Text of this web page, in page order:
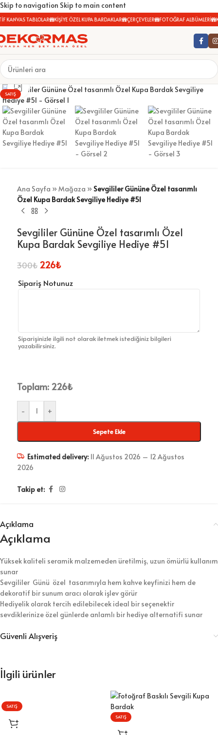
Skip to navigation Skip to main content
KANVAS TABLOLAR KİŞİYE ÖZEL KUPA BARDAKLAR ÇERÇEVELER FOTOĞRAF ALBÜMLERİ
SATIŞ
Büyütmek için tıklayın
Ana Sayfa »Mağaza » Sevgililer Gününe Özel tasarımlı
Özel Kupa Bardak Sevgiliye Hediye #51
Sevgililer Gününe Özel tasarımlı Özel
Kupa Bardak Sevgiliye Hediye #51
300₺ 226₺
Sipariş Notunuz
Siparişinizle ilgili not olarak iletmek istediğiniz bilgileri
yazabilirsiniz.
Toplam: 226₺
- +
Sepete Ekle
Estimated delivery: 11 Ağustos 2026 – 12 Ağustos
2026
Takip et:
Açıklama
Açıklama
Yüksek kaliteli seramik malzemeden üretilmiş, uzun ömürlü kullanım
sunar
Sevgililer Günü özel tasarımıyla hem kahve keyfinizi hem de
dekoratif bir sunum aracı olarak işlev görür
Hediyelik olarak tercih edilebilecek ideal bir seçenektir
sevdiklerinize özel günlerde anlamlı bir hediye alternatifi sunar
Güvenli Alışveriş
İlgili ürünler
SATIŞ
SATIŞ